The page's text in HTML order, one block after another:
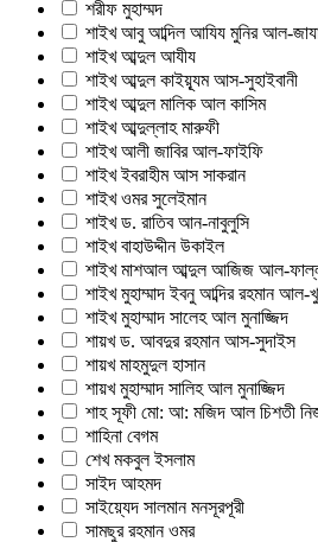
শরীফ মুহাম্মদ
শাইখ আবু আব্দিল আযিয মুনির আল-
শাইখ আব্দুল আযীয
শাইখ আব্দুল কাইয়্যূম আস-সুহাইবানী
শাইখ আব্দুল মালিক আল কাসিম
শাইখ আব্দুল্লাহ মারুফী
শাইখ আলী জাবির আল-ফাইফি
শাইখ ইবরাহীম আস সাকরান
শাইখ ওমর সুলেইমান
শাইখ ড. রাতিব আন-নাবুলুসি
শাইখ বাহাউদ্দীন উকাইল
শাইখ মাশআল আব্দুল আজিজ আল-
শাইখ মুহাম্মাদ ইবনু আব্দির রহমান আল-
শাইখ মুহাম্মাদ সালেহ আল মুনাজ্জিদ
শায়খ ড. আবদুর রহমান আস-সুদাইস
শায়খ মাহমুদুল হাসান
শায়খ মুহাম্মাদ সালিহ আল মুনাজ্জিদ
শাহ সূফী মো: আ: মজিদ আল চিশতী
শাহিনা বেগম
শেখ মকবুল ইসলাম
সাইদ আহমদ
সাইয়্যেদ সালমান মনসূরপূরী
সামছুর রহমান ওমর